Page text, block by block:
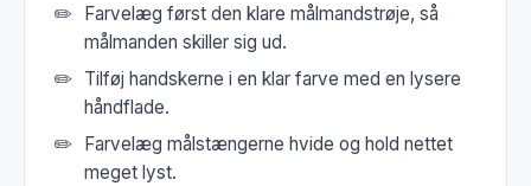
Farvelæg først den klare målmandstrøje, så
målmanden skiller sig ud.
Tilføj handskerne i en klar farve med en lysere
håndflade.
Farvelæg målstængerne hvide og hold nettet
meget lyst.